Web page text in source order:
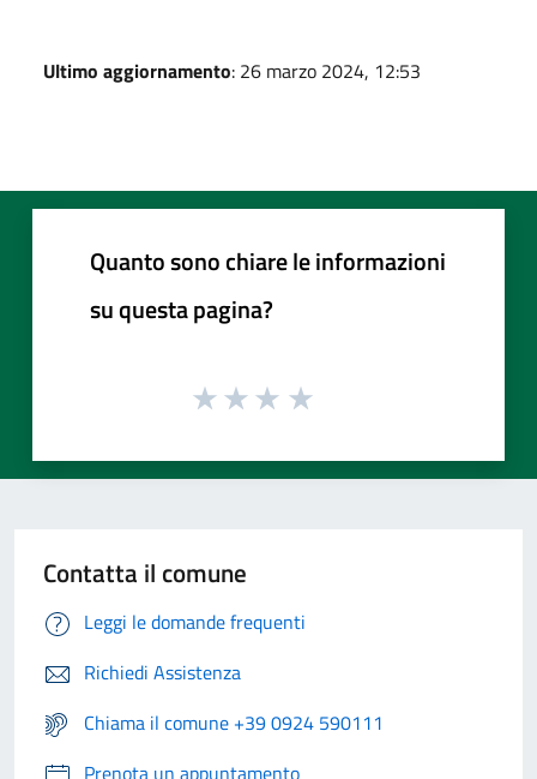
Ultimo aggiornamento: 26 marzo 2024, 12:53
Quanto sono chiare le informazioni
su questa pagina?
Contatta il comune
Leggi le domande frequenti
Richiedi Assistenza
Chiama il comune +39 0924 590111